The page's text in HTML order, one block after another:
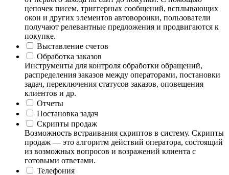
цепочек писем, триггерных сообщений, всплывающих
окон и других элементов автоворонки, пользователи
получают релевантные предложения и продвигаются к
покупке.
Выставление счетов
Обработка заказов
Инструменты для контроля обработки обращений,
распределения заказов между операторами, постановки
задач, переключения статусов заказов, оповещения
клиентов и др.
Отчеты
Постановка задач
Скрипты продаж
Возможность встраивания скриптов в систему. Скрипты
продаж — это алгоритм действий оператора, состоящий
из возможных вопросов и возражений клиента с
готовыми ответами.
Телефония